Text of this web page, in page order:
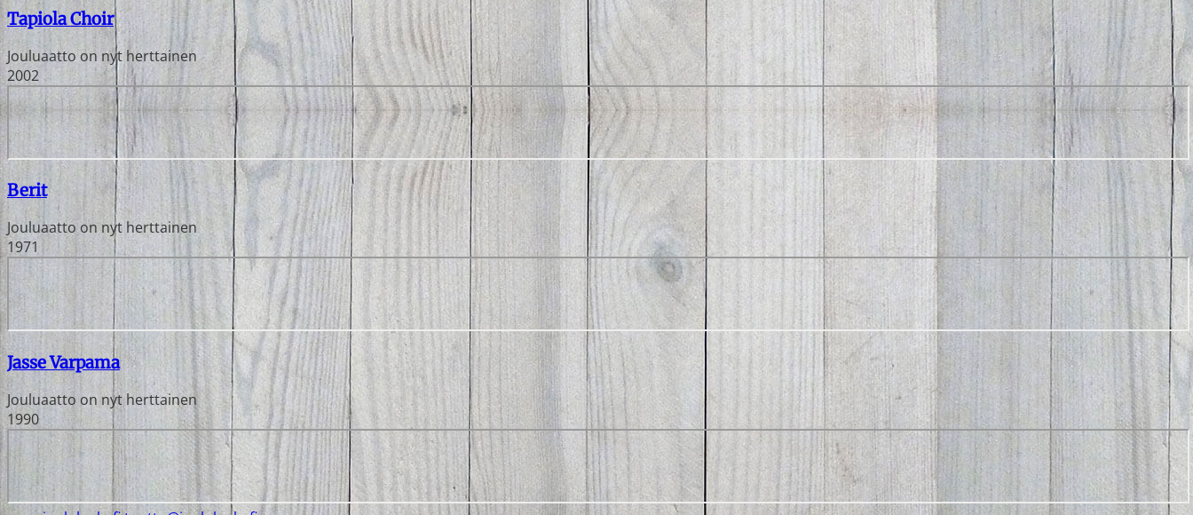
Tapiola Choir
Jouluaatto on nyt herttainen
2002
Berit
Jouluaatto on nyt herttainen
1971
Jasse Varpama
Jouluaatto on nyt herttainen
1990